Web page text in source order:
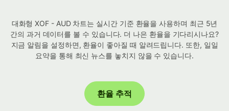
대화형 XOF - AUD 차트는 실시간 기준 환율을 사용하며 최근 5년
간의 과거 데이터를 볼 수 있습니다. 더 나은 환율을 기다리시나요?
지금 알림을 설정하면, 환율이 좋아질 때 알려드립니다. 또한, 일일
요약을 통해 최신 뉴스를 놓치지 않을 수 있습니다.
환율 추적